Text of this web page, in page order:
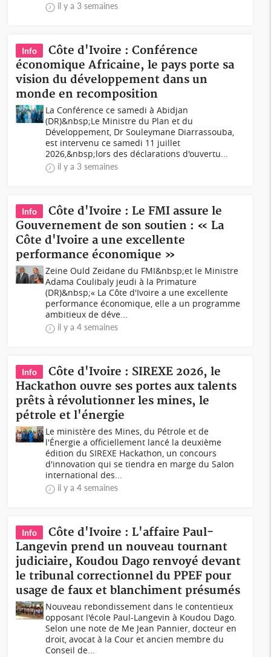
il y a 3 semaines
Info
Côte d'Ivoire : Conférence
économique Africaine, le pays porte sa
vision du développement dans un
monde en recomposition
La Conférence ce samedi à Abidjan
(DR)&nbsp;Le Ministre du Plan et du
Développement, Dr Souleymane Diarrassouba,
est intervenu ce samedi 11 juillet
2026,&nbsp;lors des déclarations d'ouvertu...
il y a 3 semaines
Info
Côte d'Ivoire : Le FMI assure le
Gouvernement de son soutien : « La
Côte d'Ivoire a une excellente
performance économique »
Zeine Ould Zeidane du FMI&nbsp;et le Ministre
Adama Coulibaly jeudi à la Primature
(DR)&nbsp;« La Côte d'Ivoire a une excellente
performance économique, elle a un programme
ambitieux de déve...
il y a 4 semaines
Info
Côte d'Ivoire : SIREXE 2026, le
Hackathon ouvre ses portes aux talents
prêts à révolutionner les mines, le
pétrole et l'énergie
Le ministère des Mines, du Pétrole et de
l'Énergie a officiellement lancé la deuxième
édition du SIREXE Hackathon, un concours
d'innovation qui se tiendra en marge du Salon
international des...
il y a 4 semaines
Info
Côte d'Ivoire : L'affaire Paul-
Langevin prend un nouveau tournant
judiciaire, Koudou Dago renvoyé devant
le tribunal correctionnel du PPEF pour
usage de faux et blanchiment présumés
Nouveau rebondissement dans le contentieux
opposant l'école Paul-Langevin à Koudou Dago.
Selon une note de Me Jean Pannier, docteur en
droit, avocat à la Cour et ancien membre du
Conseil de...